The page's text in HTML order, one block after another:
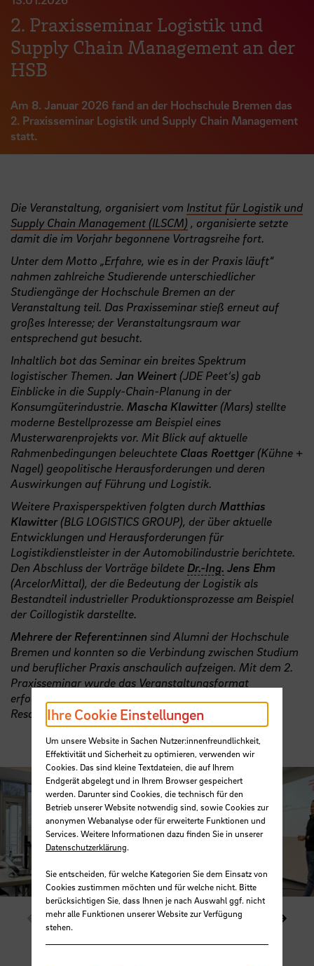
2. Praxisseminar Logistik und
Supply Chain Management an der
HSB
Am 8. Januar 2026 fand an der Hochschule Bremen das
2. Praxisseminar Logistik und Supply Chain Management
statt.
Die Veranstaltung, organisiert vom Institut für Logistik und
Supply Chain Management (ILSCM) , organisierte setzte
damit die im Vorjahr begonnene Vortragsreihe fort.
Unter dem Motto „Erfahre, wie es in der Praxis läuft“
nahmen zahlreiche Studierende unterschiedlicher
Studiengänge der Hochschule Bremen an der
Veranstaltung teil. Das Praxisseminar stieß erneut auf
großes Interesse; der Veranstaltungsraum war
entsprechend gut besucht.
Inhaltlich bot das Seminar ein breites Spektrum
logistischer Themen. Jan Weinert (JDE Peet‘s) gab
Einblicke in die Supply-Chain-Planung in der
Konsumgüterindustrie. Mascha Klawitter(Mars) stellte
moderne Bestellprozesse am Beispiel eines
Musterwarenprojekts vor. Mit Blick auf aktuelle
Rahmenbedingungen beleuchtete Claas Roettger(Kühne +
Nagel) geopolitische Herausforderungen und deren
Auswirkungen auf Führung und Logistik.
Weitere Praxisperspektiven folgten durch Matthias
Klawitter(BLG LOGISTICS GROUP), der über aktuelle
Entwicklungen und Herausforderungen für
Logistikdienstleister in der Automobilindustrie berichtete.
Den Abschluss der Vorträge bildete Dr.-Ing. Jens Ehm
(ArcelorMittal), der die Bedeutung der Logistik als
Bestandteil industrieller Produktionsprozesse am Beispiel
der Coillogistik darstellte.
Mehrere der Referent:innen sind Alumni der Hochschule
Bremen und konnten so die Verbindung zwischen Studium
und beruflicher Praxis anschaulich aufzeigen. Mit dem 2.
Praxisseminar wurde das Veranstaltungsformat
erfolgreich fortgesetzt und stieß erneut auf große
Resonanz bei den Studierenden.
Zeige vorheriges Element im Karussell
1 / 6
Ihre Cookie Einstellungen
Um unsere Website in Sachen Nutzer:innenfreundlichkeit,
Effektivität und Sicherheit zu optimieren, verwenden wir
Cookies. Das sind kleine Textdateien, die auf Ihrem
Endgerät abgelegt und in Ihrem Browser gespeichert
werden. Darunter sind Cookies, die technisch für den
Betrieb unserer Website notwendig sind, sowie Cookies zur
anonymen Webanalyse oder für erweiterte Funktionen und
Services. Weitere Informationen dazu finden Sie in unserer
Datenschutzerklärung.
Sie entscheiden, für welche Kategorien Sie dem Einsatz von
Cookies zustimmen möchten und für welche nicht. Bitte
berücksichtigen Sie, dass Ihnen je nach Auswahl ggf. nicht
mehr alle Funktionen unserer Website zur Verfügung
stehen.